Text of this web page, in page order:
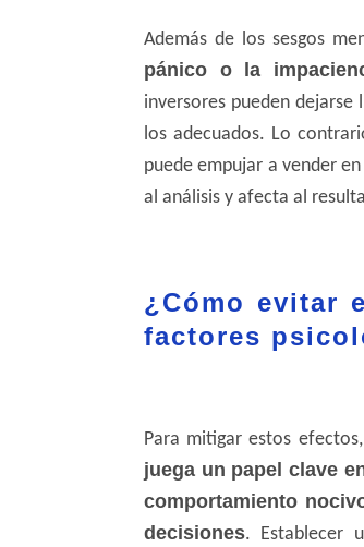
Además de los sesgos
pánico o la
inversores pueden
los adecuados. Lo
puede empujar a vender
al análisis y afecta al
¿Cómo evitar
factores
Para mitigar estos
juega un papel clave
comportamiento
decisiones. Establecer